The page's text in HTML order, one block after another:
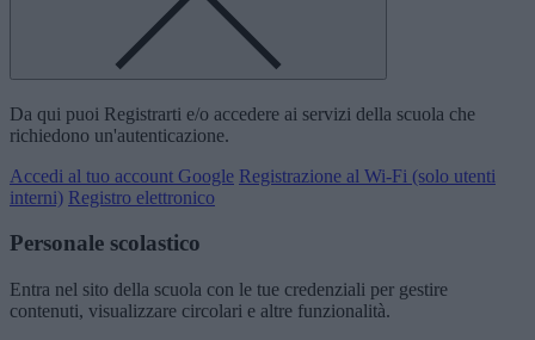
Da qui puoi Registrarti e/o accedere ai servizi della scuola che
richiedono un'autenticazione.
Accedi al tuo account Google Registrazione al Wi-Fi (solo utenti
interni) Registro elettronico
Personale scolastico
Entra nel sito della scuola con le tue credenziali per gestire
contenuti, visualizzare circolari e altre funzionalità.